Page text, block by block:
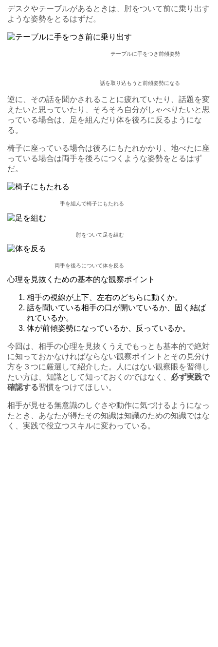
デスクやテーブルがあるときは、肘をついて前に乗り出す
ような姿勢をとるはずだ。
テーブルに手をつき前傾姿勢
話を取り込もうと前傾姿勢になる
逆に、その話を聞かされることに疲れていたり、話題を変
えたいと思っていたり、そろそろ自分がしゃべりたいと思
っている場合は、足を組んだり体を後ろに反るようにな
る。
椅子に座っている場合は後ろにもたれかかり、地べたに座
っている場合は両手を後ろにつくような姿勢をとるはず
だ。
手を組んで椅子にもたれる
肘をついて足を組む
両手を後ろについて体を反る
心理を見抜くための基本的な観察ポイント
相手の視線が上下、左右のどちらに動くか。
話を聞いている相手の口が開いているか、固く結ば
れているか。
体が前傾姿勢になっているか、反っているか。
今回は、相手の心理を見抜くうえでもっとも基本的で絶対
に知っておかなければならない観察ポイントとその見分け
方を３つに厳選して紹介した。人にはない観察眼を習得し
たい方は、知識として知っておくのではなく、 必ず実践で
確認する習慣をつけてほしい。
相手が見せる無意識のしぐさや動作に気づけるようになっ
たとき、あなたが得たその知識は知識のための知識ではな
く、実践で役立つスキルに変わっている。